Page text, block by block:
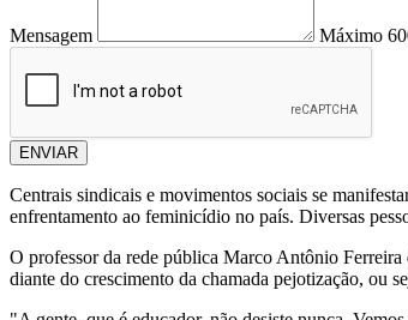
Mensagem Máximo
ENVIAR
Centrais sindicais e movimentos sociais se
enfrentamento ao feminicídio no país. Diversas
O professor da rede pública Marco Antônio Ferreira
diante do crescimento da chamada pejotização, ou